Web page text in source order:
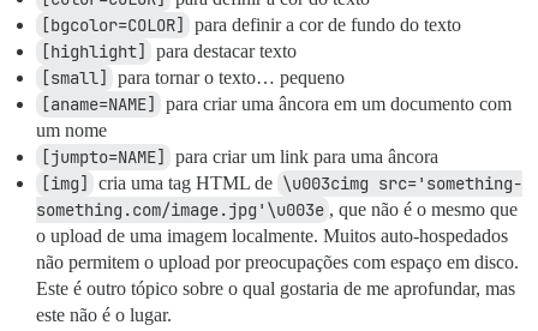
[bgcolor=COLOR] para definir a cor de fundo do texto
[highlight] para destacar texto
[small] para tornar o texto… pequeno
[aname=NAME]
para criar uma âncora em um documento com
um nome
[jumpto=NAME] para criar um link para uma âncora
[img] cria uma tag HTML de \u003cimg src='something-
something.com/image.jpg'\u003e , que não é o mesmo que
o upload de uma imagem localmente. Muitos auto-hospedados
não permitem o upload por preocupações com espaço em disco.
Este é outro tópico sobre o qual gostaria de me aprofundar, mas
este não é o lugar.